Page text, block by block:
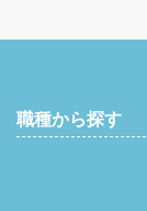
職種から探す